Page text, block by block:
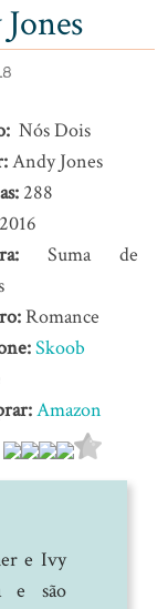
Nós Dois
Andy Jones
288
Suma de
Romance
Skoob
Amazon
e Ivy
e são